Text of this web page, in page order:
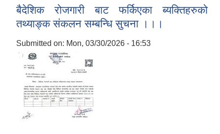
बैदेशिक रोजगारी बाट फर्किएका ब्यक्तिहरुको
तथ्याङ्क संकलन सम्बन्धि सुचना ।।।
Submitted on: Mon, 03/30/2026 - 16:53